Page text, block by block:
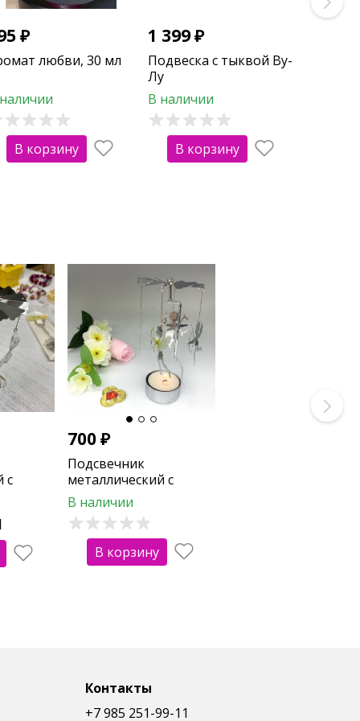
₽
любви, 30 мл
В корзину
1 399₽
Подвеска с тыквой Ву-
Лу
В наличии
В корзину
с
700₽
Подсвечник
металлический с
ангелами
В наличии
В корзину
Контакты
+7 985 251-99-11